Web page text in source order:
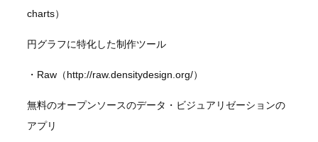
charts）
円グラフに特化した制作ツール
・Raw（http://raw.densitydesign.org/）
無料のオープンソースのデータ・ビジュアリゼーションの
アプリ